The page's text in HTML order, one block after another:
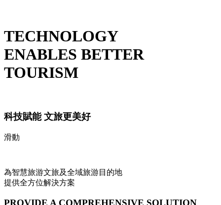
TECHNOLOGY
ENABLES BETTER
TOURISM
科技賦能 文旅更美好
滑動
為智慧旅游文旅及全域旅游目的地
提供全方位解決方案
PROVIDE A COMPREHENSIVE SOLUTION